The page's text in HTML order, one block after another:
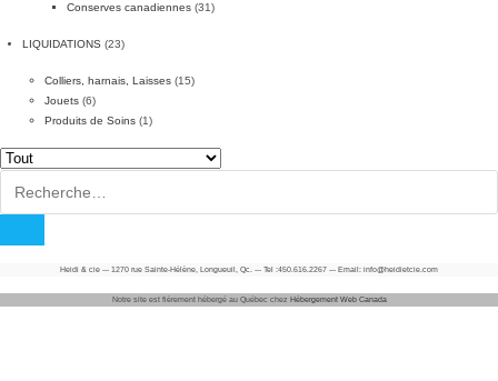
Conserves canadiennes (31)
LIQUIDATIONS (23)
Colliers, harnais, Laisses (15)
Jouets (6)
Produits de Soins (1)
Heidi & cie --- 1270 rue Sainte-Hélène, Longueuil, Qc. --- Tel :450.616.2267 --- Email: info@heidietcie.com
Notre site est fièrement hébergé au Québec chez Hébergement Web Canada